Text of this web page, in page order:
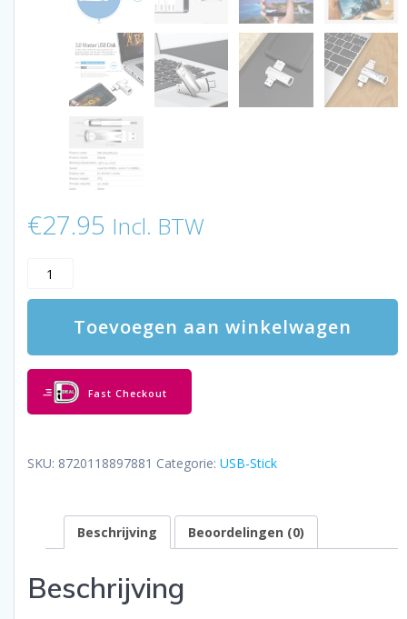
€27.95 Incl. BTW
LUXWALLET
–
USB-
3.0
-
Stick
OTG
Toevoegen aan winkelwagen
Fast Checkout
SKU: 8720118897881 Categorie: USB-Stick
Beschrijving Beoordelingen (0)
Beschrijving